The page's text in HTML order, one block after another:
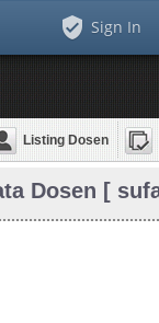
Sign In
Listing Dosen
Dosen [